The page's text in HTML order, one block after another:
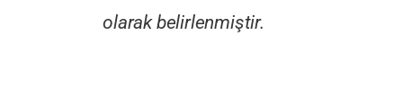
olarak belirlenmiştir.